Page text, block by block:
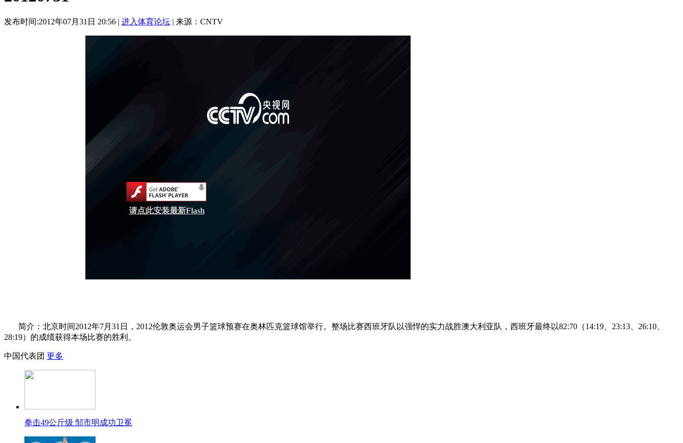
发布时间:2012年07月31日 20:56 | 进入体育论坛 | 来源：CNTV
请点此安装最新Flash
简介：北京时间2012年7月31日，2012伦敦奥运会男子篮球预赛在奥林匹克篮球馆举行。整场比赛西班牙队以强悍的实力战胜澳大利亚队，西班牙最终以82:70（14:19、23:13、26:10、
28:19）的成绩获得本场比赛的胜利。
中国代表团 更多
拳击49公斤级 邹市明成功卫冕